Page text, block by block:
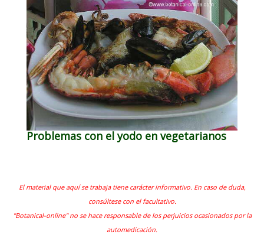
Problemas con el yodo en vegetarianos
El material que aquí se trabaja tiene carácter informativo. En caso de duda,
consúltese con el facultativo.
"Botanical-online" no se hace responsable de los perjuicios ocasionados por la
automedicación.